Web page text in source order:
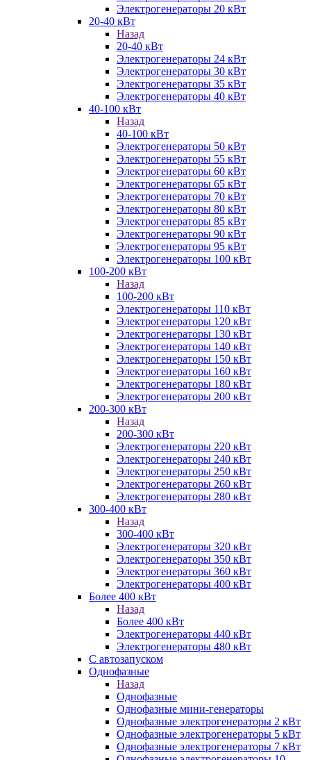
Электрогенераторы 20 кВт
20-40 кВт
Назад
20-40 кВт
Электрогенераторы 24 кВт
Электрогенераторы 30 кВт
Электрогенераторы 35 кВт
Электрогенераторы 40 кВт
40-100 кВт
Назад
40-100 кВт
Электрогенераторы 50 кВт
Электрогенераторы 55 кВт
Электрогенераторы 60 кВт
Электрогенераторы 65 кВт
Электрогенераторы 70 кВт
Электрогенераторы 80 кВт
Электрогенераторы 85 кВт
Электрогенераторы 90 кВт
Электрогенераторы 95 кВт
Электрогенераторы 100 кВт
100-200 кВт
Назад
100-200 кВт
Электрогенераторы 110 кВт
Электрогенераторы 120 кВт
Электрогенераторы 130 кВт
Электрогенераторы 140 кВт
Электрогенераторы 150 кВт
Электрогенераторы 160 кВт
Электрогенераторы 180 кВт
Электрогенераторы 200 кВт
200-300 кВт
Назад
200-300 кВт
Электрогенераторы 220 кВт
Электрогенераторы 240 кВт
Электрогенераторы 250 кВт
Электрогенераторы 260 кВт
Электрогенераторы 280 кВт
300-400 кВт
Назад
300-400 кВт
Электрогенераторы 320 кВт
Электрогенераторы 350 кВт
Электрогенераторы 360 кВт
Электрогенераторы 400 кВт
Более 400 кВт
Назад
Более 400 кВт
Электрогенераторы 440 кВт
Электрогенераторы 480 кВт
С автозапуском
Однофазные
Назад
Однофазные
Однофазные мини-генераторы
Однофазные электрогенераторы 2 кВт
Однофазные электрогенераторы 5 кВт
Однофазные электрогенераторы 7 кВт